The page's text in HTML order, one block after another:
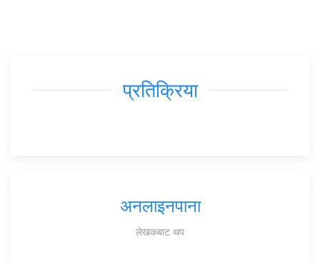
प्रतिक्रिया
अनलाइनपाना
लेखकबाट थप